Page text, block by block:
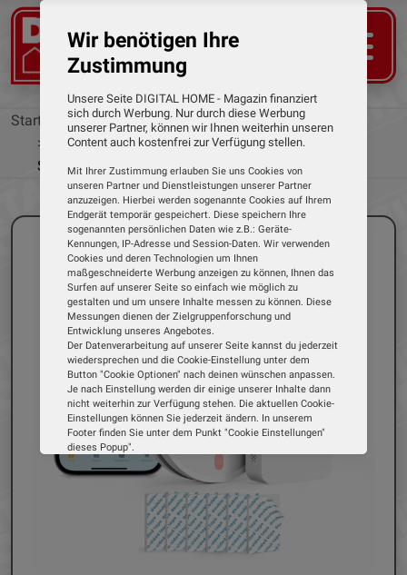
Startseite
News
Neuer smarter Meross-Rauchmelder mit zwei
Sensoren
Wir benötigen Ihre
Zustimmung
Unsere Seite DIGITAL HOME - Magazin finanziert
sich durch Werbung. Nur durch diese Werbung
unserer Partner, können wir Ihnen weiterhin unseren
Content auch kostenfrei zur Verfügung stellen.
Mit Ihrer Zustimmung erlauben Sie uns Cookies von
unseren Partner und Dienstleistungen unserer Partner
anzuzeigen. Hierbei werden sogenannte Cookies auf Ihrem
Endgerät temporär gespeichert. Diese speichern Ihre
sogenannten persönlichen Daten wie z.B.: Geräte-
Kennungen, IP-Adresse und Session-Daten. Wir verwenden
Cookies und deren Technologien um Ihnen
maßgeschneiderte Werbung anzeigen zu können, Ihnen das
Surfen auf unserer Seite so einfach wie möglich zu
gestalten und um unsere Inhalte messen zu können. Diese
Messungen dienen der Zielgruppenforschung und
Entwicklung unseres Angebotes.
Der Datenverarbeitung auf unserer Seite kannst du jederzeit
wiedersprechen und die Cookie-Einstellung unter dem
Button "Cookie Optionen" nach deinen wünschen anpassen.
Je nach Einstellung werden dir einige unserer Inhalte dann
nicht weiterhin zur Verfügung stehen. Die aktuellen Cookie-
Einstellungen können Sie jederzeit ändern. In unserem
Footer finden Sie unter dem Punkt "Cookie Einstellungen"
dieses Popup".
Wir verwenden Cookies, um Ihnen die bestmögliche
Erfahrung auf unserer Website zu bieten. Erfahren Sie mehr
darüber, wie wir Cookies verwenden und wie Sie Ihre
Einstellungen ändern können.
Alle Cookies akzeptieren